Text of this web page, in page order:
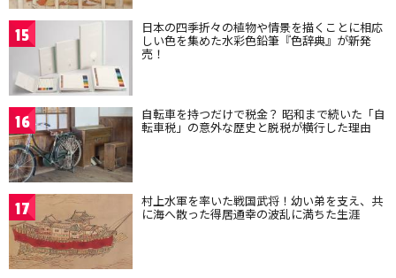
15 日本の四季折々の植物や情景を描くことに相応
しい色を集めた水彩色鉛筆『色辞典』が新発
売！
16 自転車を持つだけで税金？ 昭和まで続いた「自
転車税」の意外な歴史と脱税が横行した理由
17 村上水軍を率いた戦国武将！幼い弟を支え、共
に海へ散った得居通幸の波乱に満ちた生涯